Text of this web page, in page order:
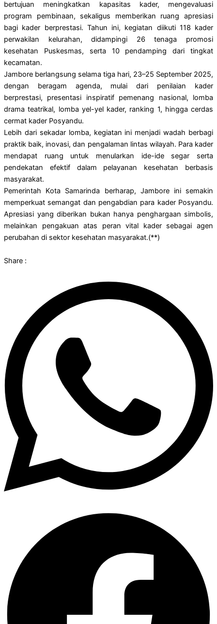
bertujuan meningkatkan kapasitas kader, mengevaluasi
program pembinaan, sekaligus memberikan ruang apresiasi
bagi kader berprestasi. Tahun ini, kegiatan diikuti 118 kader
perwakilan kelurahan, didampingi 26 tenaga promosi
kesehatan Puskesmas, serta 10 pendamping dari tingkat
kecamatan.
Jambore berlangsung selama tiga hari, 23–25 September 2025,
dengan beragam agenda, mulai dari penilaian kader
berprestasi, presentasi inspiratif pemenang nasional, lomba
drama teatrikal, lomba yel-yel kader, ranking 1, hingga cerdas
cermat kader Posyandu.
Lebih dari sekadar lomba, kegiatan ini menjadi wadah berbagi
praktik baik, inovasi, dan pengalaman lintas wilayah. Para kader
mendapat ruang untuk menularkan ide-ide segar serta
pendekatan efektif dalam pelayanan kesehatan berbasis
masyarakat.
Pemerintah Kota Samarinda berharap, Jambore ini semakin
memperkuat semangat dan pengabdian para kader Posyandu.
Apresiasi yang diberikan bukan hanya penghargaan simbolis,
melainkan pengakuan atas peran vital kader sebagai agen
perubahan di sektor kesehatan masyarakat.(**)
Share :